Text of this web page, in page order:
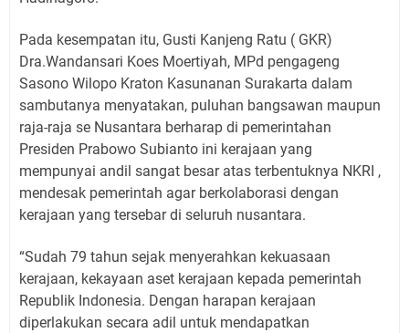
Pada kesempatan itu, Gusti Kanjeng Ratu ( GKR)
Dra.Wandansari Koes Moertiyah, MPd pengageng
Sasono Wilopo Kraton Kasunanan Surakarta dalam
sambutanya menyatakan, puluhan bangsawan maupun
raja-raja se Nusantara berharap di pemerintahan
Presiden Prabowo Subianto ini kerajaan yang
mempunyai andil sangat besar atas terbentuknya NKRI ,
mendesak pemerintah agar berkolaborasi dengan
kerajaan yang tersebar di seluruh nusantara.
“Sudah 79 tahun sejak menyerahkan kekuasaan
kerajaan, kekayaan aset kerajaan kepada pemerintah
Republik Indonesia. Dengan harapan kerajaan
diperlakukan secara adil untuk mendapatkan